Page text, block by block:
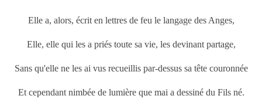
Elle a, alors, écrit en lettres de feu le langage des Anges,
Elle, elle qui les a priés toute sa vie, les devinant partage,
Sans qu'elle ne les ai vus recueillis par-dessus sa tête couronnée
Et cependant nimbée de lumière que mai a dessiné du Fils né.